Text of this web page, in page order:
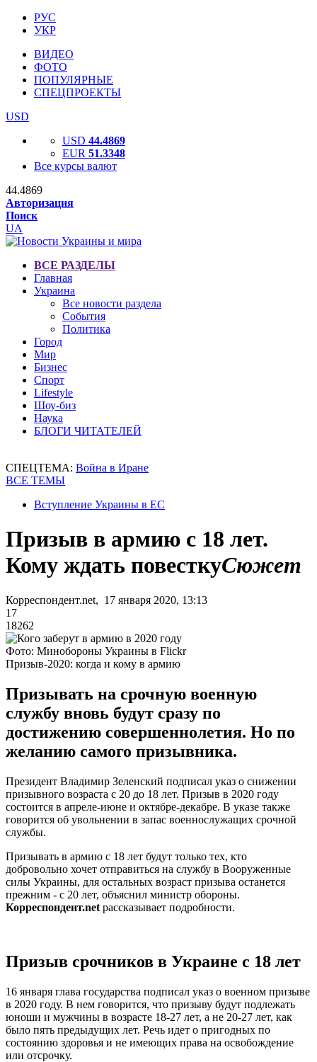
РУС
УКР
ВИДЕО
ФОТО
ПОПУЛЯРНЫЕ
СПЕЦПРОЕКТЫ
USD
USD 44.4869
EUR 51.3348
Все курсы валют
44.4869
Авторизация
Поиск
UA
ВСЕ РАЗДЕЛЫ
Главная
Украина
Все новости раздела
События
Политика
Город
Мир
Бизнес
Спорт
Lifestyle
Шоу-биз
Наука
БЛОГИ ЧИТАТЕЛЕЙ
СПЕЦТЕМА: Война в Иране
ВСЕ ТЕМЫ
Вступление Украины в ЕС
Призыв в армию с 18 лет.
Кому ждать повесткуСюжет
Корреспондент.net, 17 января 2020, 13:13
17
18262
Фото: Минобороны Украины в Flickr
Призыв-2020: когда и кому в армию
Призывать на срочную военную
службу вновь будут сразу по
достижению совершеннолетия. Но по
желанию самого призывника.
Президент Владимир Зеленский подписал указ о снижении
призывного возраста с 20 до 18 лет. Призыв в 2020 году
состоится в апреле-июне и октябре-декабре. В указе также
говорится об увольнении в запас военнослужащих срочной
службы.
Призывать в армию с 18 лет будут только тех, кто
добровольно хочет отправиться на службу в Вооруженные
силы Украины, для остальных возраст призыва останется
прежним - с 20 лет, объяснил министр обороны.
Корреспондент.net рассказывает подробности.
Призыв срочников в Украине с 18 лет
16 января глава государства подписал указ о военном призыве
в 2020 году. В нем говорится, что призыву будут подлежать
юноши и мужчины в возрасте 18-27 лет, а не 20-27 лет, как
было пять предыдущих лет. Речь идет о пригодных по
состоянию здоровья и не имеющих права на освобождение
или отсрочку.